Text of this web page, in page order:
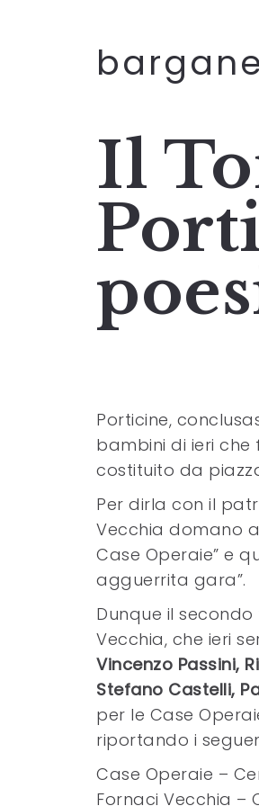
Il
Porticine,
bambini di ieri
costituito da
Per dirla con il
Vecchia domano
Case Operaie” e
agguerrita gara”.
Dunque il
Vecchia, che ieri
Vincenzo Passini,
Stefano Castelli,
per le Case
riportando i
Case Operaie –
Fornaci Vecchia –